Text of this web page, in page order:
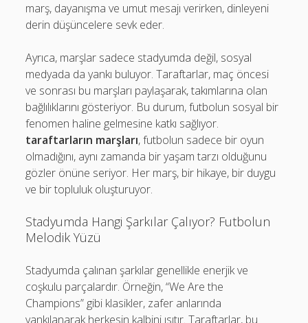
marş, dayanışma ve umut mesajı verirken, dinleyeni
derin düşüncelere sevk eder.
Ayrıca, marşlar sadece stadyumda değil, sosyal
medyada da yankı buluyor. Taraftarlar, maç öncesi
ve sonrası bu marşları paylaşarak, takımlarına olan
bağlılıklarını gösteriyor. Bu durum, futbolun sosyal bir
fenomen haline gelmesine katkı sağlıyor.
taraftarların marşları, futbolun sadece bir oyun
olmadığını, aynı zamanda bir yaşam tarzı olduğunu
gözler önüne seriyor. Her marş, bir hikaye, bir duygu
ve bir topluluk oluşturuyor.
Stadyumda Hangi Şarkılar Çalıyor? Futbolun
Melodik Yüzü
Stadyumda çalınan şarkılar genellikle enerjik ve
coşkulu parçalardır. Örneğin, “We Are the
Champions” gibi klasikler, zafer anlarında
yankılanarak herkesin kalbini ısıtır. Taraftarlar, bu